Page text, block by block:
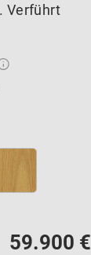
Verführt
59.900 €